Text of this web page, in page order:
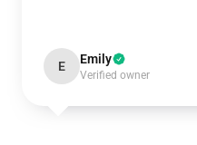
E Emily
Verified owner